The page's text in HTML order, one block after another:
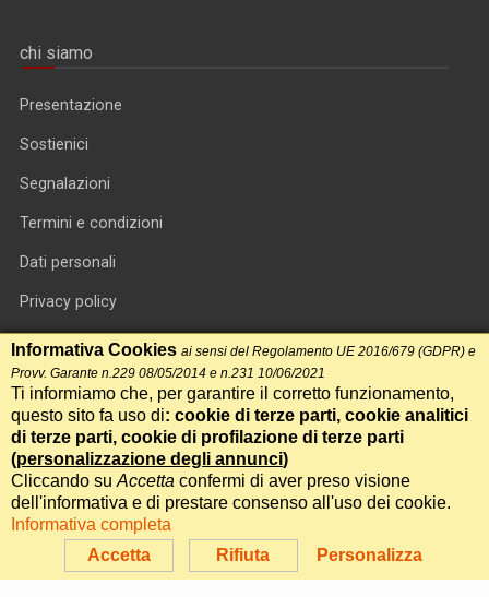
chi siamo
Presentazione
Sostienici
Segnalazioni
Termini e condizioni
Dati personali
Privacy policy
Informativa cookie
RSS feed
RSS Top News
Contatti
International Communication S.r.l. • P.IVA 14478081004 • Testata
giornalistica n.191, reg. Tribunale di Roma del 14/12/2017
Powered byItala
Accetta Rifiuta Personalizza
Informativa Cookies ai sensi del Regolamento UE 2016/679 (GDPR) e
Provv. Garante n.229 08/05/2014 e n.231 10/06/2021
Ti informiamo che, per garantire il corretto funzionamento,
questo sito fa uso di: cookie di terze parti, cookie analitici
di terze parti, cookie di profilazione di terze parti
(personalizzazione degli annunci)
Cliccando su Accetta confermi di aver preso visione
dell'informativa e di prestare consenso all'uso dei cookie.
Informativa completa